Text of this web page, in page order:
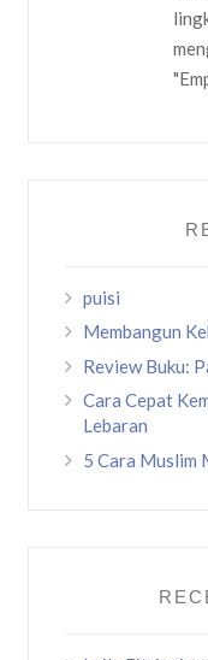
puisi
Membangun
Review Buku:
Cara Cepat
Lebaran
5 Cara Muslim